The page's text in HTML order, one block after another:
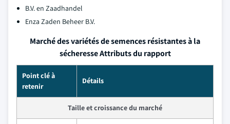
B.V. en Zaadhandel
Enza Zaden Beheer B.V.
Marché des variétés de semences résistantes à la
sécheresse Attributs du rapport
Point clé à
retenir
Détails
Taille et croissance du marché